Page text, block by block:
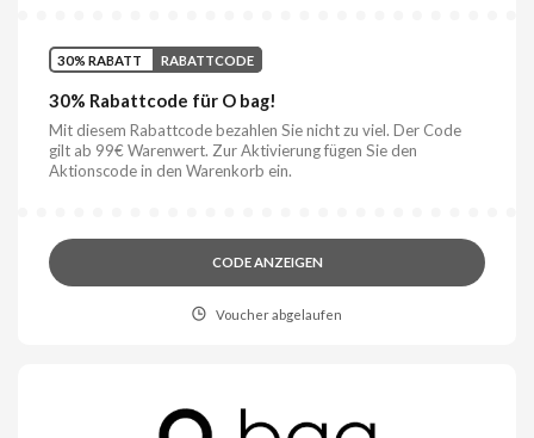
30% RABATT RABATTCODE
30% Rabattcode für O bag!
Mit diesem Rabattcode bezahlen Sie nicht zu viel. Der Code
gilt ab 99€ Warenwert. Zur Aktivierung fügen Sie den
Aktionscode in den Warenkorb ein.
CODE ANZEIGEN
Voucher abgelaufen